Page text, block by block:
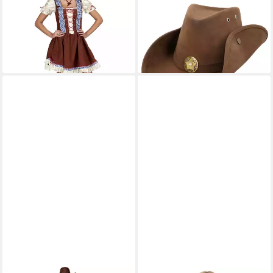
Western Kostüm - Fasching
Karneval, Kurzes
Westernkleid im Trachtenlook
lieferbar - in 2-3 Werktagen bei dir
Nevada, DAS Western-
Accessoire in hoher Qualität
19,75 €
lieferbar - in 2-3 Werktagen bei dir